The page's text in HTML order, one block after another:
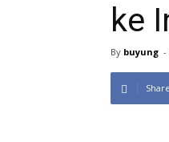
ke
By buyung -